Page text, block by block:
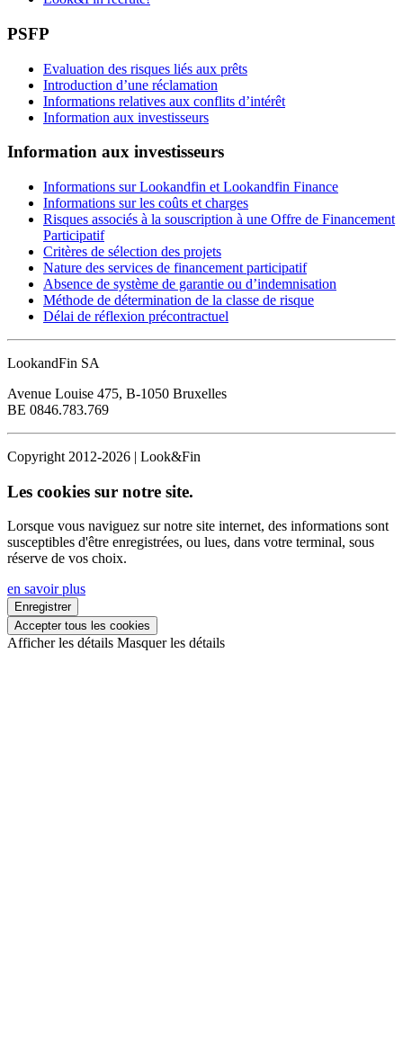
PSFP
Evaluation des risques liés aux prêts
Introduction d’une réclamation
Informations relatives aux conflits d’intérêt
Information aux investisseurs
Information aux investisseurs
Informations sur Lookandfin et Lookandfin Finance
Informations sur les coûts et charges
Risques associés à la souscription à une Offre de Financement
Participatif
Critères de sélection des projets
Nature des services de financement participatif
Absence de système de garantie ou d’indemnisation
Méthode de détermination de la classe de risque
Délai de réflexion précontractuel
LookandFin SA
Avenue Louise 475, B-1050 Bruxelles
BE 0846.783.769
Copyright 2012-2026 | Look&Fin
Les cookies sur notre site.
Lorsque vous naviguez sur notre site internet, des informations sont
susceptibles d'être enregistrées, ou lues, dans votre terminal, sous
réserve de vos choix.
en savoir plus
Enregistrer
Accepter tous les cookies
Afficher les détails Masquer les détails